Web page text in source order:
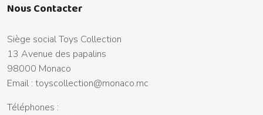
Nous Contacter
Siège social Toys Collection
13 Avenue des papalins
98000 Monaco
Email : toyscollection@monaco.mc
Téléphones :